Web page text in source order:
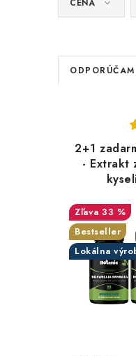
CENA
R
a
e
pp
2+1
- Extrakt
33 %
Bestseller
Lokálna